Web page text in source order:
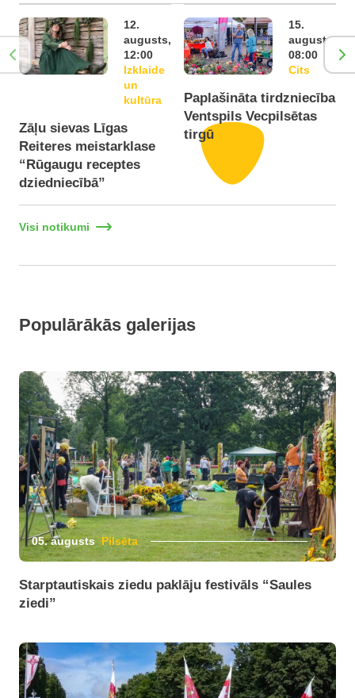
12.
augusts,
12:00
Izklaide
un
kultūra
Zāļu sievas Līgas
Reiteres meistarklase
“Rūgaugu receptes
dziedniecībā”
15.
augusts,
08:00
Cits
Paplašināta tirdzniecība
Ventspils Vecpilsētas
tirgū
Visi notikumi
Populārākās galerijas
05. augusts Pilsēta
Starptautiskais ziedu paklāju festivāls “Saules
ziedi”